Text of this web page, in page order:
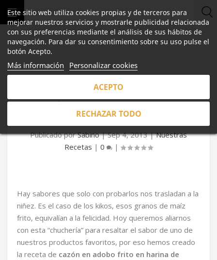
CAZÓN EN ADOBO FRITO EN
HARINA DE KIKOS
Publicado porSabino|Sep 4, 2013|Nuestras
Recetas | 0 |
Hay sabores que solo con probarlos nos trasladan a la
niñez. Es el caso de los kikos, esos granos de maíz
frito, equivalían a la felicidad. Hoy queremos aliarnos
con esta “chuchería” para resaltar el sabor de uno de
nuestros productos favoritos, por eso hemos creado
la receta de cazón en adobo frito en harina de
Este sitio web utiliza cookies propias y de terceros para
mejorar nuestros servicios y mostrarle publicidad relacionada
con sus preferencias mediante el análisis de sus hábitos de
navegación. Para dar su consentimiento sobre su uso pulse el
botón Acepto.
Más información Personalizar cookies
RECHAZAR TODO
ACEPTO